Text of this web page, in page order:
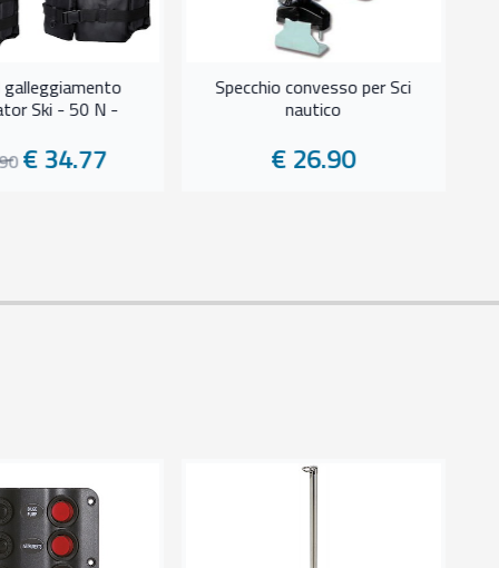
Ski - 50 N -
€ 34.77
Specchio convesso per Sci
nautico
€ 26.90